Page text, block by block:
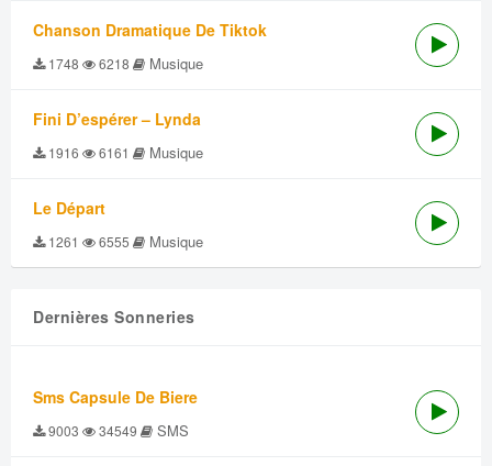
Chanson Dramatique De Tiktok
1748 6218 Musique
Fini D’espérer – Lynda
1916 6161 Musique
Le Départ
1261 6555 Musique
Dernières Sonneries
Sms Capsule De Biere
9003 34549 SMS